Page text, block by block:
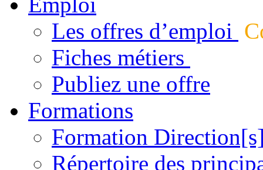
Les offres d’emploi
Fiches métiers
Publiez une offre
Formations
Formation
Répertoire des